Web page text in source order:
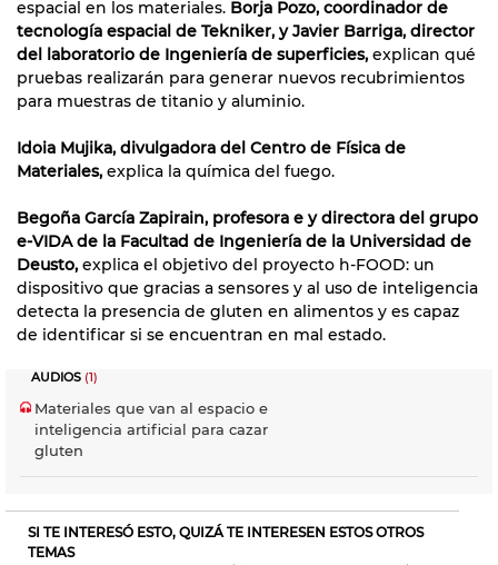
espacial en los materiales. Borja Pozo, coordinador de
tecnología espacial de Tekniker, y Javier Barriga, director
del laboratorio de Ingeniería de superficies, explican qué
pruebas realizarán para generar nuevos recubrimientos
para muestras de titanio y aluminio.
Idoia Mujika, divulgadora del Centro de Física de
Materiales, explica la química del fuego.
Begoña García Zapirain, profesora e y directora del grupo
e-VIDA de la Facultad de Ingeniería de la Universidad de
Deusto, explica el objetivo del proyecto h-FOOD: un
dispositivo que gracias a sensores y al uso de inteligencia
detecta la presencia de gluten en alimentos y es capaz
de identificar si se encuentran en mal estado.
AUDIOS (1)
Materiales que van al espacio e
inteligencia artificial para cazar
gluten
SI TE INTERESÓ ESTO, QUIZÁ TE INTERESEN ESTOS OTROS
TEMAS